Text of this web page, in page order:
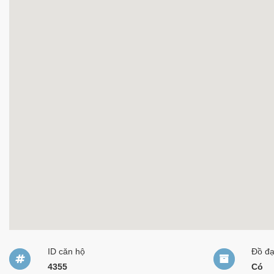
ID căn hộ
4355
Đồ
Có